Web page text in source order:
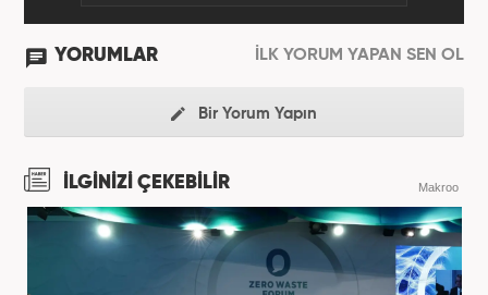
YORUMLAR İLK YORUM YAPAN SEN OL
Bir Yorum Yapın
İLGİNİZİ ÇEKEBİLİR Makroo